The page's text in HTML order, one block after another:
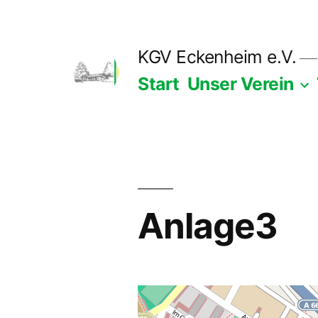
KGV Eckenheim e.V.
Start Unser Verein
Anlage3